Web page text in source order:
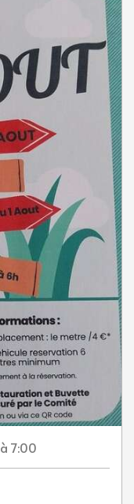
à 7:00